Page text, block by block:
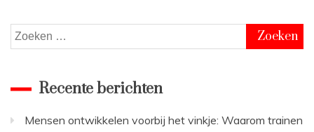
paginering
Zoeken
naar:
Recente berichten
Mensen ontwikkelen voorbij het vinkje: Waarom trainen